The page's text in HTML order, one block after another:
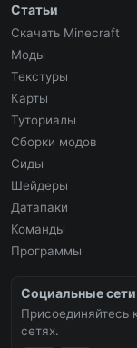
Статьи
Скачать Minecraft
Моды
Текстуры
Карты
Туториалы
Сборки модов
Сиды
Шейдеры
Датапаки
Команды
Программы
Социальные сети
сетях.